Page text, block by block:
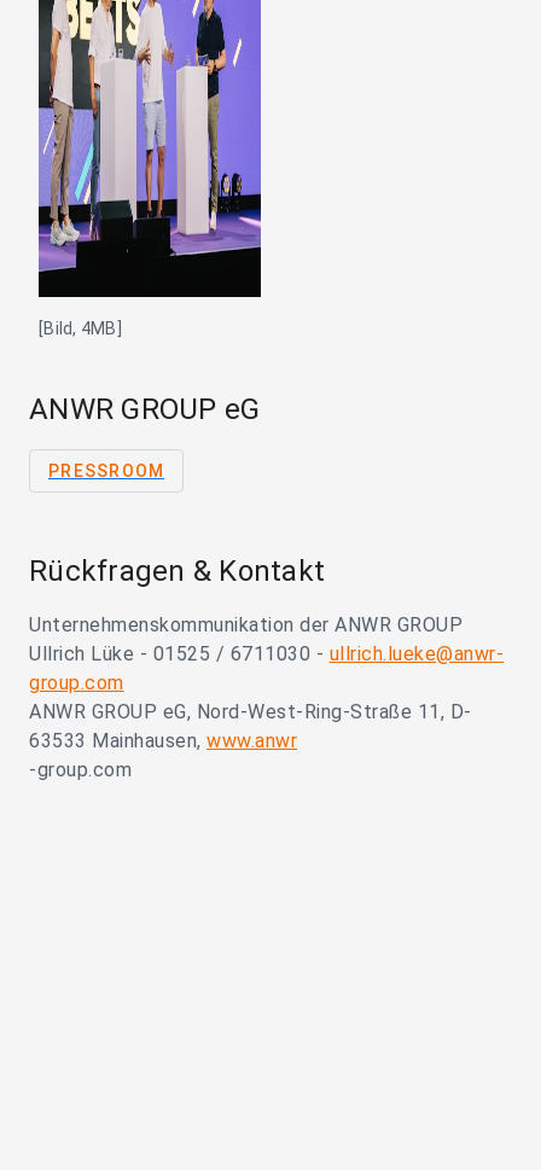
[Bild, 4MB]
ANWR GROUP eG
PRESSROOM
Rückfragen & Kontakt
Unternehmenskommunikation der ANWR GROUP
Ullrich Lüke - 01525 / 6711030 - ullrich.lueke@anwr-
group.com
ANWR GROUP eG, Nord-West-Ring-Straße 11, D-
63533 Mainhausen, www.anwr
-group.com